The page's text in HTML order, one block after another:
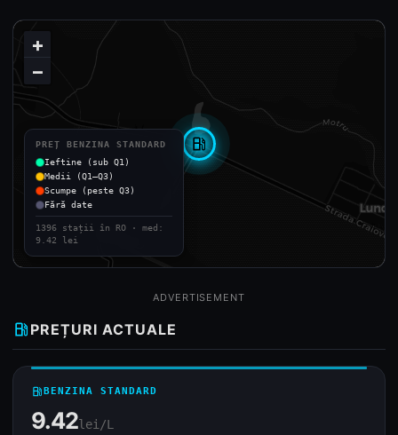
local_gas_station
+
−
PREȚ BENZINA STANDARD
Ieftine (sub Q1)
Medii (Q1–Q3)
Scumpe (peste Q3)
Fără date
1396 stații în RO · med:
9.42 lei
ADVERTISEMENT
local_gas_station PREȚURI ACTUALE
local_gas_stationBENZINA STANDARD
9.42lei/L